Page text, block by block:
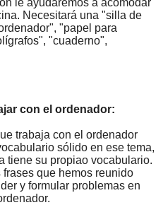
Necesitará una "silla de
"papel para
"cuaderno",
con el ordenador:
trabaja con el ordenador
sólido en ese tema,
tiene su propiao vocabulario.
frases que hemos reunido
y formular problemas en